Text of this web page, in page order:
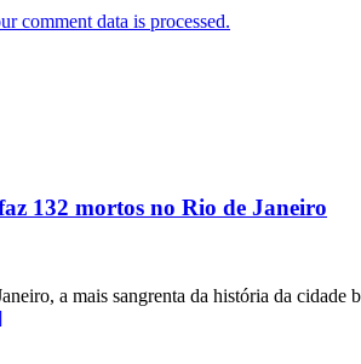
comment data is processed.
132 mortos no Rio de Janeiro
a mais sangrenta da história da